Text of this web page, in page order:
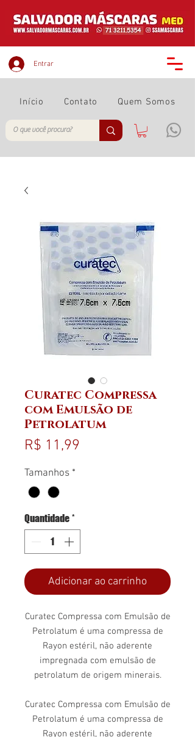
Início Contato Quem Somos
Entrar
Curatec Compressa
com Emulsão de
Petrolatum
R$ 11,99
Tamanhos *
Quantidade *
Adicionar ao carrinho
Curatec Compressa com Emulsão de
Petrolatum é uma compressa de
Rayon estéril, não aderente
impregnada com emulsão de
petrolatum de origem minerais.
Curatec Compressa com Emulsão de
Petrolatum é uma compressa de
Rayon estéril, não aderente